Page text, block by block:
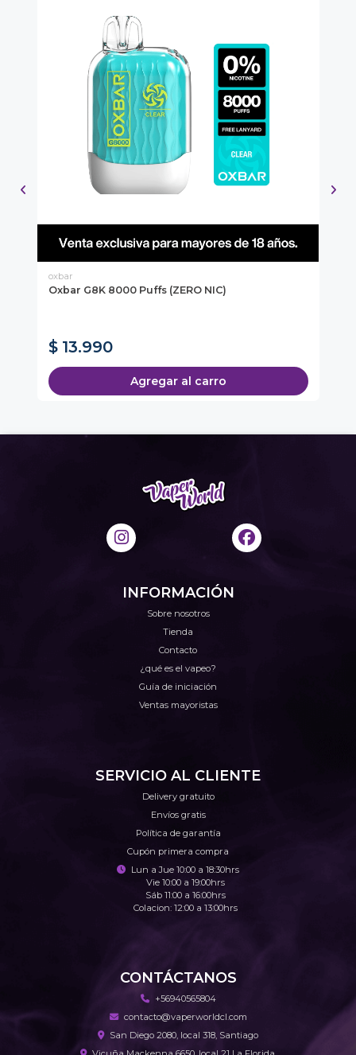
oxbar
Oxbar G8K 8000 Puffs (ZERO NIC)
$ 13.990
Agregar al carro
INFORMACIÓN
Sobre nosotros
Tienda
Contacto
¿qué es el vapeo?
Guía de iniciación
Ventas mayoristas
SERVICIO AL CLIENTE
Delivery gratuito
Envíos gratis
Política de garantía
Cupón primera compra
Lun a Jue 10:00 a 18:30hrs
Vie 10:00 a 19:00hrs
Sáb 11:00 a 16:00hrs
Colacion: 12:00 a 13:00hrs
CONTÁCTANOS
+56940565804
contacto@vaperworldcl.com
San Diego 2080, local 318, Santiago